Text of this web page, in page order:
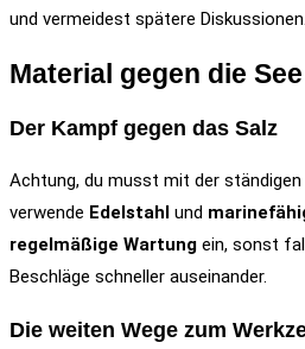
und vermeidest spätere Diskussionen.
Material gegen die See
Der Kampf gegen das Salz
Achtung, du musst mit der ständigen
verwende Edelstahl und
regelmäßige Wartung ein, sonst
Beschläge schneller auseinander.
Die weiten Wege zum